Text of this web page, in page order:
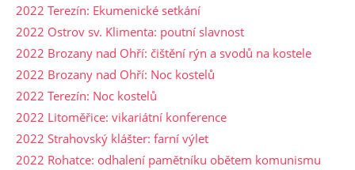
2022 Terezín: Ekumenické setkání
2022 Ostrov sv. Klimenta: poutní slavnost
2022 Brozany nad Ohří: čištění rýn a svodů na kostele
2022 Brozany nad Ohří: Noc kostelů
2022 Terezín: Noc kostelů
2022 Litoměřice: vikariátní konference
2022 Strahovský klášter: farní výlet
2022 Rohatce: odhalení pamětníku obětem komunismu